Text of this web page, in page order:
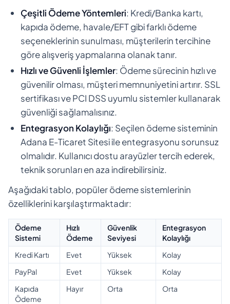
Çeşitli Ödeme Yöntemleri: Kredi/Banka kartı,
kapıda ödeme, havale/EFT gibi farklı ödeme
seçeneklerinin sunulması, müşterilerin tercihine
göre alışveriş yapmalarına olanak tanır.
Hızlı ve Güvenli İşlemler: Ödeme sürecinin hızlı ve
güvenilir olması, müşteri memnuniyetini artırır. SSL
sertifikası ve PCI DSS uyumlu sistemler kullanarak
güvenliği sağlamalısınız.
Entegrasyon Kolaylığı: Seçilen ödeme sisteminin
Adana E-Ticaret Sitesi ile entegrasyonu sorunsuz
olmalıdır. Kullanıcı dostu arayüzler tercih ederek,
teknik sorunları en aza indirebilirsiniz.
Aşağıdaki tablo, popüler ödeme sistemlerinin
özelliklerini karşılaştırmaktadır:
Ödeme
Sistemi
Hızlı
Ödeme
Güvenlik
Seviyesi
Entegrasyon
Kolaylığı
Kredi Kartı
Evet Yüksek
Kolay
PayPal
Evet Yüksek
Kolay
Kapıda
Ödeme
Hayır Orta Orta